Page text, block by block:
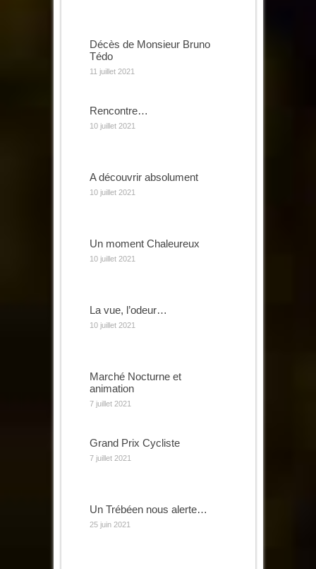
Décès de Monsieur Bruno
Tédo
11 juillet 2021
Rencontre…
10 juillet 2021
A découvrir absolument
10 juillet 2021
Un moment Chaleureux
10 juillet 2021
La vue, l’odeur…
10 juillet 2021
Marché Nocturne et
animation
7 juillet 2021
Grand Prix Cycliste
7 juillet 2021
Un Trébéen nous alerte…
25 juin 2021